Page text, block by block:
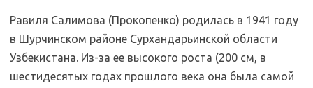
Равиля Салимова (Прокопенко) родилась в 1941 году
в Шурчинском районе Сурхандарьинской области
Узбекистана. Из-за ее высокого роста (200 см, в
шестидесятых годах прошлого века она была самой